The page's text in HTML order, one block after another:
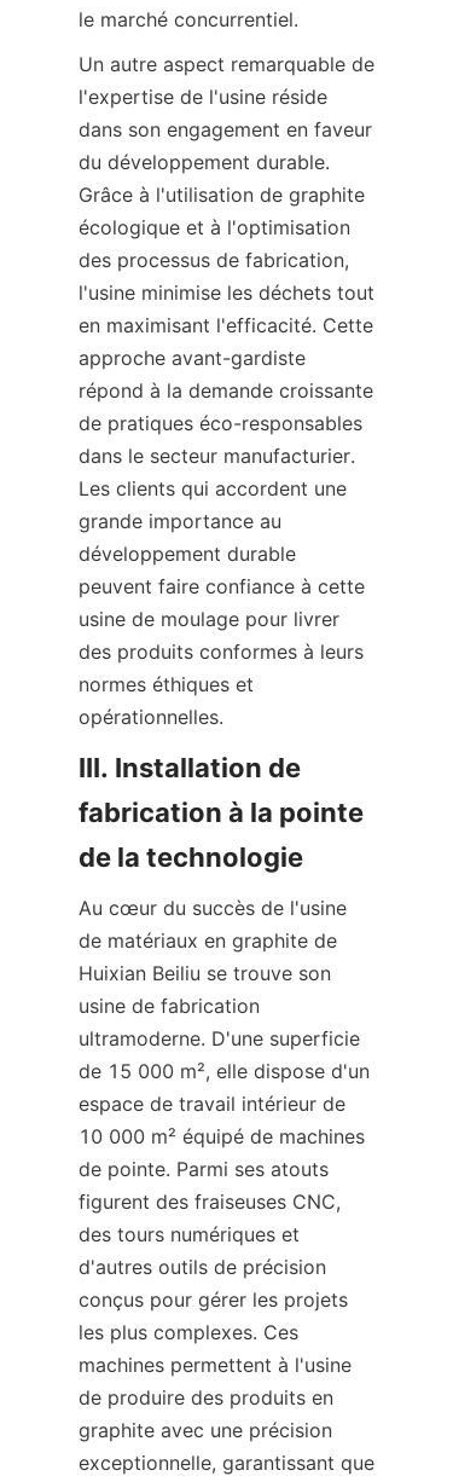
le marché concurrentiel.
Un autre aspect remarquable de
l'expertise de l'usine réside
dans son engagement en faveur
du développement durable.
Grâce à l'utilisation de graphite
écologique et à l'optimisation
des processus de fabrication,
l'usine minimise les déchets tout
en maximisant l'efficacité. Cette
approche avant-gardiste
répond à la demande croissante
de pratiques éco-responsables
dans le secteur manufacturier.
Les clients qui accordent une
grande importance au
développement durable
peuvent faire confiance à cette
usine de moulage pour livrer
des produits conformes à leurs
normes éthiques et
opérationnelles.
III. Installation de
fabrication à la pointe
de la technologie
Au cœur du succès de l'usine
de matériaux en graphite de
Huixian Beiliu se trouve son
usine de fabrication
ultramoderne. D'une superficie
de 15 000 m², elle dispose d'un
espace de travail intérieur de
10 000 m² équipé de machines
de pointe. Parmi ses atouts
figurent des fraiseuses CNC,
des tours numériques et
d'autres outils de précision
conçus pour gérer les projets
les plus complexes. Ces
machines permettent à l'usine
de produire des produits en
graphite avec une précision
exceptionnelle, garantissant que